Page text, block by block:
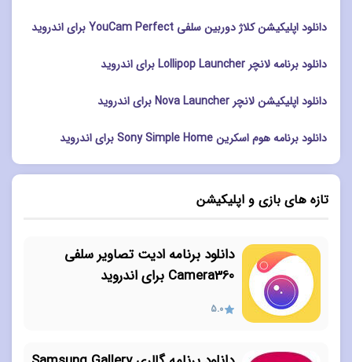
دانلود اپلیکیشن کلاژ دوربین سلفی YouCam Perfect برای اندروید
دانلود برنامه لانچر Lollipop Launcher برای اندروید
دانلود اپلیکیشن لانچر Nova Launcher برای اندروید
دانلود برنامه هوم اسکرین Sony Simple Home برای اندروید
تازه های بازی و اپلیکیشن
دانلود برنامه ادیت تصاویر سلفی
Camera360 برای اندروید
5.0